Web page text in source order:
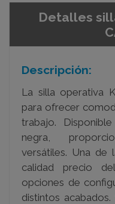
Detalles
Descripción:
La silla operativa
para ofrecer
trabajo.
negra,
versátiles. Una de
calidad precio
opciones de
distintos